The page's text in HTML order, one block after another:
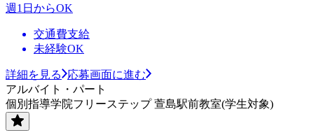
週1日からOK
交通費支給
未経験OK
詳細を見る
応募画面に進む
アルバイト・パート
個別指導学院フリーステップ 萱島駅前教室(学生対象)